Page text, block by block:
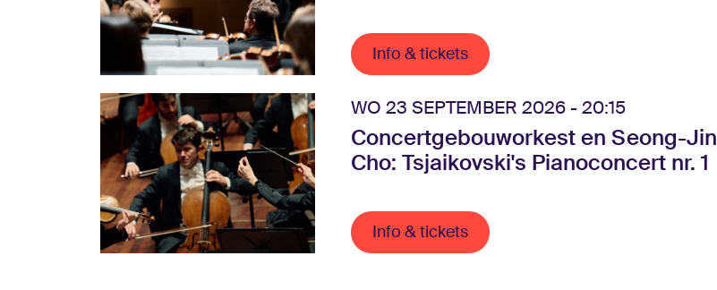
Info & tickets
WO 23 SEPTEMBER 2026 - 20:15
Concertgebouworkest en Seong-Jin
Cho: Tsjaikovski's Pianoconcert nr. 1
Info & tickets